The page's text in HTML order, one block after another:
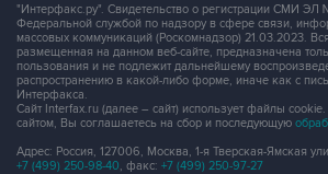
"Интерфакс.ру". Свидетельство о регистрации СМИ
Федеральной службой по надзору в сфере связи,
массовых коммуникаций (Роскомнадзор) 21.03.2023.
размещенная на данном веб-сайте, предназначена
пользования и не подлежит дальнейшему
распространению в какой-либо форме, иначе как с
Интерфакса.
Сайт Interfax.ru (далее – сайт) использует файлы
сайтом, Вы соглашаетесь на сбор и последующую
Адрес: Россия, 127006, Москва, 1-я Тверская-Ямская
+7 (499) 250-98-40 , факс: +7 (499) 250-97-27